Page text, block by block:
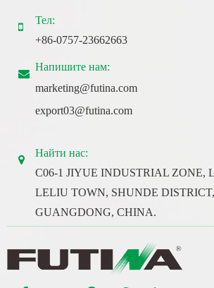
Тел:
+86-0757-23662663
Напишите нам:
marketing@futina.com
export03@futina.com
Найти нас:
C06-1 JIYUE INDUSTRIAL ZONE,
LELIU TOWN, SHUNDE
GUANGDONG, CHINA.